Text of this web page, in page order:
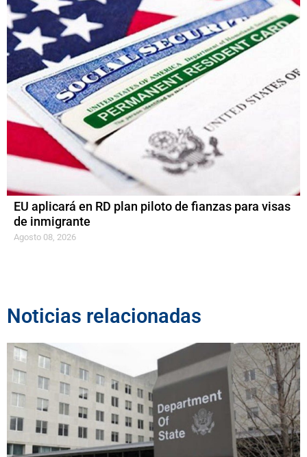
EU aplicará en RD plan piloto de fianzas para visas
de inmigrante
Agosto 08, 2026
Noticias relacionadas